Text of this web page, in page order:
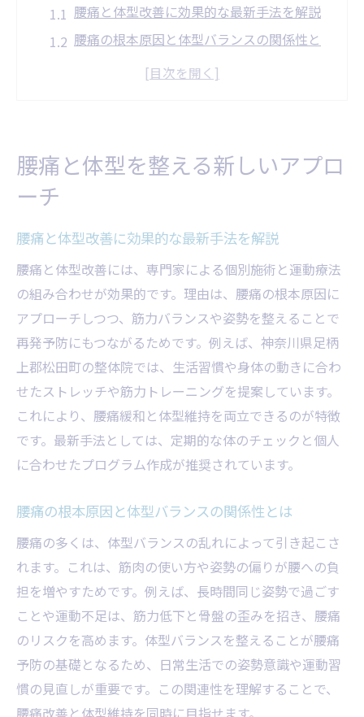
腰痛と体型改善に効果的な最新手法を解説
腰痛の根本原因と体型バランスの関係性と
腰痛改善と体型ケアの新たな視点を持つ重
松田町で選ぶ腰痛改善と体型ケア法
腰痛専門の施術で体型改善を目指す方法
腰痛改善と体型維持が叶うサービスの選び
方
腰痛と体型改善に注目した整体院選びのコ
腰痛対策と体型改善を意識した施設の特徴
腰痛改善に最適な体型ケア法の見極め方
腰痛と体型改善が同時にできる施術法の魅
腰痛の悩みなら体型改善も一緒に実現
腰痛解消と体型改善を同時に進めるメリッ
ト
腰痛の再発防止と体型維持ができる理由
腰痛と体型改善を両立するための習慣とは
腰痛対策と体型改善に必要なポイントまと
め
腰痛の悩みを解消し体型も整える方法
腰痛と体型を整える新しいアプロ
ーチ
腰痛と体型改善に効果的な最新手法を解説
腰痛と体型改善には、専門家による個別施術と運動療法
の組み合わせが効果的です。理由は、腰痛の根本原因に
アプローチしつつ、筋力バランスや姿勢を整えることで
再発予防にもつながるためです。例えば、神奈川県足柄
上郡松田町の整体院では、生活習慣や身体の動きに合わ
せたストレッチや筋力トレーニングを提案しています。
これにより、腰痛緩和と体型維持を両立できるのが特徴
です。最新手法としては、定期的な体のチェックと個人
に合わせたプログラム作成が推奨されています。
腰痛の根本原因と体型バランスの関係性とは
腰痛の多くは、体型バランスの乱れによって引き起こさ
れます。これは、筋肉の使い方や姿勢の偏りが腰への負
担を増やすためです。例えば、長時間同じ姿勢で過ごす
ことや運動不足は、筋力低下と骨盤の歪みを招き、腰痛
のリスクを高めます。体型バランスを整えることが腰痛
予防の基礎となるため、日常生活での姿勢意識や運動習
慣の見直しが重要です。この関連性を理解することで、
腰痛改善と体型維持を同時に目指せます。